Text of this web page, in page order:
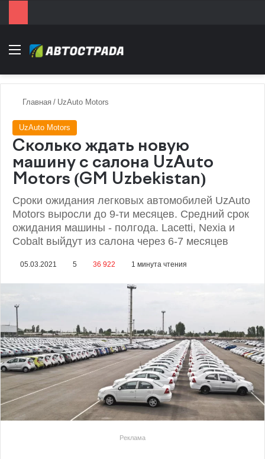
Menu
Главная / UzAuto Motors
UzAuto Motors
Сколько ждать новую
машину с салона UzAuto
Motors (GM Uzbekistan)
Сроки ожидания легковых автомобилей UzAuto
Motors выросли до 9-ти месяцев. Средний срок
ожидания машины - полгода. Lacetti, Nexia и
Cobalt выйдут из салона через 6-7 месяцев
05.03.2021 5 36 922 1 минута чтения
Реклама